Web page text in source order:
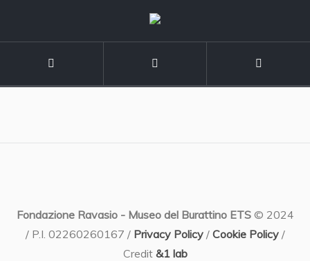
Fondazione Ravasio - Museo del Burattino ETS© 2024
/ P.I. 02260260167 / Privacy Policy/ Cookie Policy/
Credit &1 lab